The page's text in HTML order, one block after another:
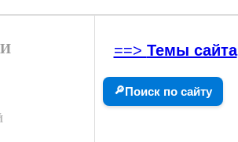
==> Темы сайта
🔎Поиск по сайту